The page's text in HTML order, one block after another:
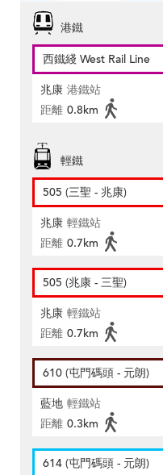
港鐵
西鐵綫 West Rail Line
兆康 港鐵站
距離 0.8km
輕鐵
505 (三聖 - 兆康)
兆康 輕鐵站
距離 0.7km
505 (兆康 - 三聖)
兆康 輕鐵站
距離 0.7km
610 (屯門碼頭 - 元朗)
藍地 輕鐵站
距離 0.3km
614 (屯門碼頭 - 元朗)